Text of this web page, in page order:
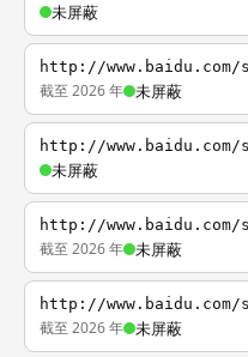
未屏蔽
http://www.baidu.com/
截至 2026 年 未屏蔽
http://www.baidu.com/
未屏蔽
http://www.baidu.com/
截至 2026 年 未屏蔽
http://www.baidu.com/
截至 2026 年 未屏蔽